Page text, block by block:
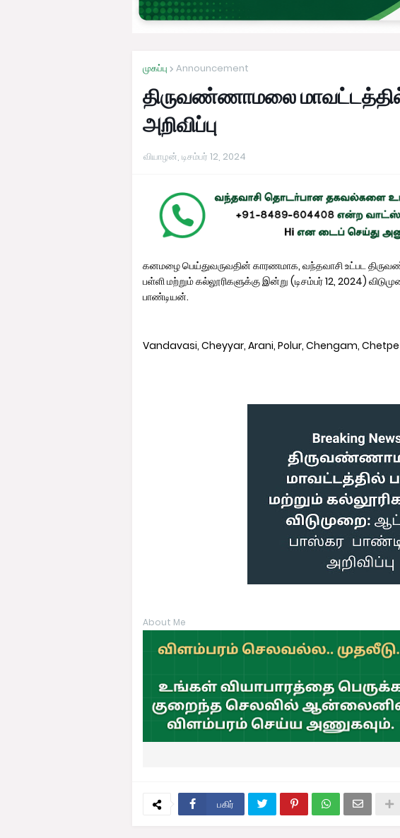
முகப்பு Announcement
திருவண்ணாமலை
அறிவிப்பு
வியாழன், டிசம்பர் 12, 2024
கனமழை பெய்துவருவதின் காரணமாக, வந்தவாசி உட்பட
பள்ளி மற்றும் கல்லூரிகளுக்கு இன்று (டிசம்பர் 12, 2024)
பாண்டியன்.
Vandavasi, Cheyyar, Arani, Polur, Chengam,
About Me
பகிர்